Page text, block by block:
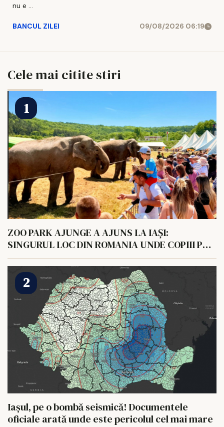
nu e ...
BANCUL ZILEI 09/08/2026 06:19
Cele mai citite stiri
ZOO PARK AJUNGE A AJUNS LA IAȘI:
SINGURUL LOC DIN ROMANIA UNDE COPIII POT
HRANI UN ELEFANT
Iașul, pe o bombă seismică! Documentele
oficiale arată unde este pericolul cel mai mare